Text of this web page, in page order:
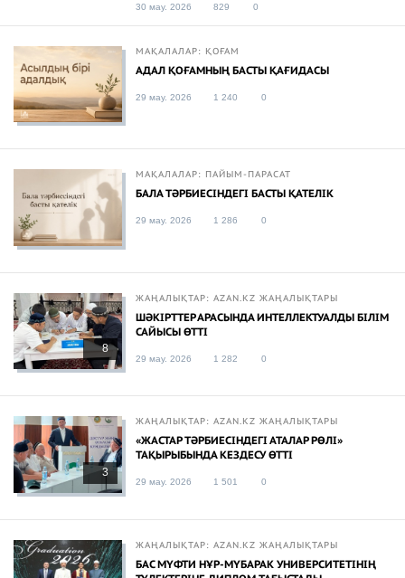
30 мау. 2026 829 0
МАҚАЛАЛАР: ҚОҒАМ
АДАЛ ҚОҒАМНЫҢ БАСТЫ ҚАҒИДАСЫ
29 мау. 2026 1 240 0
МАҚАЛАЛАР: ПАЙЫМ-ПАРАСАТ
БАЛА ТӘРБИЕСІНДЕГІ БАСТЫ ҚАТЕЛІК
29 мау. 2026 1 286 0
8
ЖАҢАЛЫҚТАР: AZAN.KZ ЖАҢАЛЫҚТАРЫ
ШӘКІРТТЕР АРАСЫНДА ИНТЕЛЛЕКТУАЛДЫ БІЛІМ
САЙЫСЫ ӨТТІ
29 мау. 2026 1 282 0
3
ЖАҢАЛЫҚТАР: AZAN.KZ ЖАҢАЛЫҚТАРЫ
«ЖАСТАР ТӘРБИЕСІНДЕГІ АТАЛАР РӨЛІ»
ТАҚЫРЫБЫНДА КЕЗДЕСУ ӨТТІ
29 мау. 2026 1 501 0
ЖАҢАЛЫҚТАР: AZAN.KZ ЖАҢАЛЫҚТАРЫ
БАС МҮФТИ НҰР-МҮБАРАК УНИВЕРСИТЕТІНІҢ